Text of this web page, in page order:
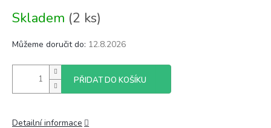
cena:
Skladem (2 ks)
Můžeme doručit do: 12.8.2026
PŘIDAT DO KOŠÍKU
Detailní informace